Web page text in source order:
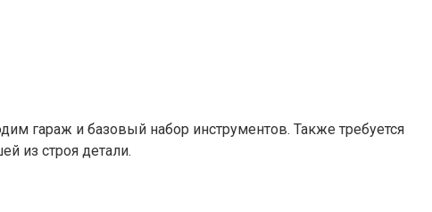
гараж и базовый набор инструментов. Также требуется
из строя детали.